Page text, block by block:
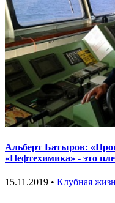
Альберт Батыров:
«Нефтехимика» - это
15.11.2019 • Клубная